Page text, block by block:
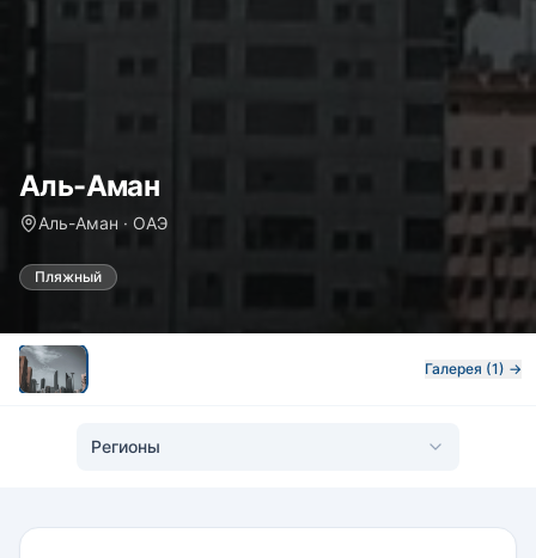
Аль-Аман
Аль-Аман · ОАЭ
Пляжный
Галерея (1) →
Регионы